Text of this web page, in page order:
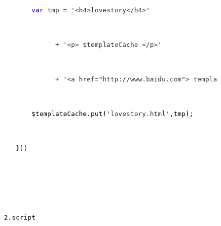
var tmp = '<h4>lovestory</h4>'
             + '<p> $templateCache </p>'
+ '<a href="http://www.baidu.com">
       $templateCache.put(
'lovestory.html'
   }])
2.script